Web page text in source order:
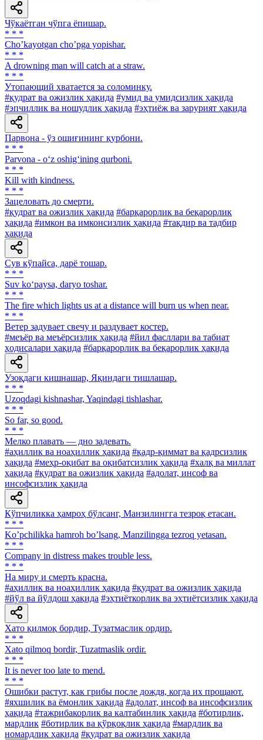
Чўкаётган чўпга ёпишар.
* * *
Choʼkayotgan choʼpga yopishar.
* * *
A drowning man will catch at a straw.
* * *
Утопающий хватается за соломинку.
#қудрат ва ожизлик ҳақида #умид ва умидсизлик ҳақида
#эпчиллик ва ношудлик ҳақида #эҳтиёж ва зарурият ҳақида
Парвона - ўз ошиғининг қурбони.
* * *
Parvona - o‘z oshig‘ining qurboni.
* * *
Kill with kindness.
* * *
Зацеловать до смерти.
#қудрат ва ожизлик ҳақида #барқарорлик ва беқарорлик
ҳақида #имкон ва имконсизлик ҳақида #тақдир ва тадбир
ҳақида
Сув кўпайса, дарё тошар.
* * *
Suv ko‘paysa, daryo toshar.
* * *
The fire which lights us at a distance will burn us when near.
* * *
Ветер задувает свечу и раздувает костер.
#меъёр ва меъёрсизлик ҳақида #йил фасллари ва табиат
ҳодисалари ҳақида #барқарорлик ва беқарорлик ҳақида
Узоқдаги кишнашар, Яқиндаги тишлашар.
* * *
Uzoqdagi kishnashar, Yaqindagi tishlashar.
* * *
So far, so good.
* * *
Мелко плавать — дно задевать.
#аҳиллик ва ноаҳиллик ҳақида #қадр-қиммат ва қадрсизлик
ҳақида #меҳр-оқибат ва оқибатсизлик ҳақида #халқ ва миллат
ҳақида #қудрат ва ожизлик ҳақида #адолат, инсоф ва
инсофсизлик ҳақида
Кўпчиликка ҳамроҳ бўлсанг, Манзилингга тезроқ етасан.
* * *
Koʼpchilikka hamroh boʼlsang, Manzilingga tezroq yetasan.
* * *
Company in distress makes trouble less.
* * *
Ha миру и смерть красна.
#аҳиллик ва ноаҳиллик ҳақида #қудрат ва ожизлик ҳақида
#йўл ва йўлдош ҳақида #эҳтиёткорлик ва эҳтиётсизлик ҳақида
Хато қилмоқ бордир, Тузатмаслик ордир.
* * *
Xato qilmoq bordir, Tuzatmaslik ordir.
* * *
It is never too late to mend.
* * *
Ошибки растут, как грибы после дождя, когда их прощают.
#яхшилик ва ёмонлик ҳақида #адолат, инсоф ва инсофсизлик
ҳақида #тажрибакорлик ва калтабинлик ҳақида #ботирлик,
мардлик #ботирлик ва қўрқоқлик ҳақида #мардлик ва
номардлик ҳақида #қудрат ва ожизлик ҳақида